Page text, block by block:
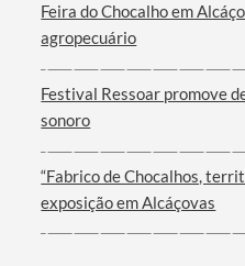
Filtros
Feira do Chocalho em
agropecuário
Festival Ressoar promove
sonoro
“Fabrico de Chocalhos,
exposição em Alcáçovas